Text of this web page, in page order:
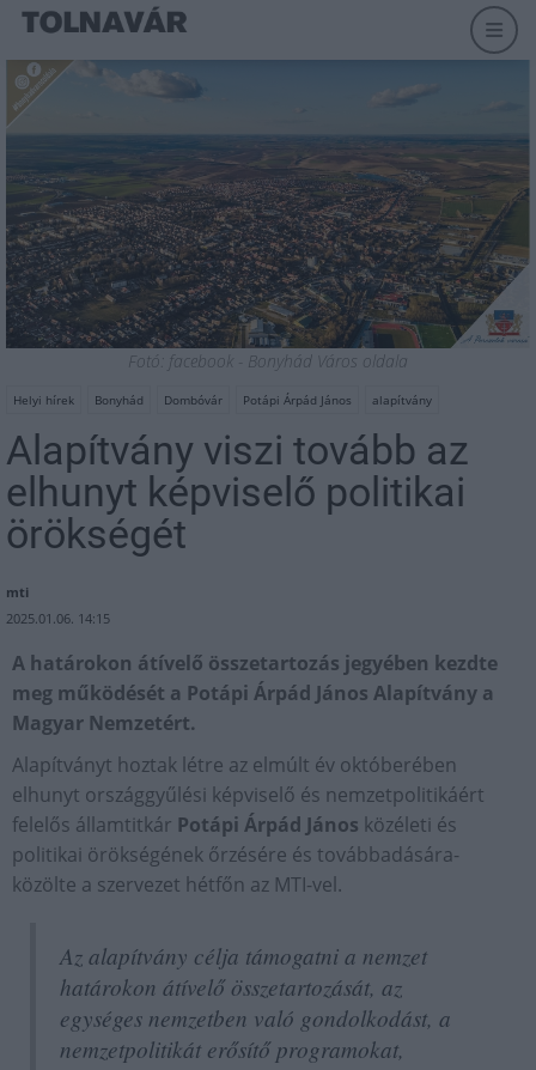
Fotó: facebook - Bonyhád Város oldala
Helyi hírek Bonyhád Dombóvár Potápi Árpád János alapítvány
Alapítvány viszi tovább az
elhunyt képviselő politikai
örökségét
mti
2025.01.06. 14:15
A határokon átívelő összetartozás jegyében kezdte
meg működését a Potápi Árpád János Alapítvány a
Magyar Nemzetért.
Alapítványt hoztak létre az elmúlt év októberében
elhunyt országgyűlési képviselő és nemzetpolitikáért
felelős államtitkár Potápi Árpád János közéleti és
politikai örökségének őrzésére és továbbadására-
közölte a szervezet hétfőn az MTI-vel.
Az alapítvány célja támogatni a nemzet
határokon átívelő összetartozását, az
egységes nemzetben való gondolkodást, a
nemzetpolitikát erősítő programokat,